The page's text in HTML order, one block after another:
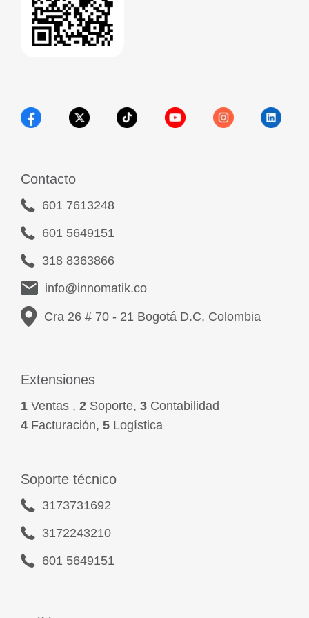
Contacto
601 7613248
601 5649151
318 8363866
info@innomatik.co
Cra 26 # 70 - 21 Bogotá D.C, Colombia
Extensiones
1 Ventas , 2 Soporte, 3 Contabilidad
4 Facturación, 5 Logística
Soporte técnico
3173731692
3172243210
601 5649151